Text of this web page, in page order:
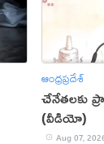
ఆంధ్రప్రదేశ్
చేనేతలకు
(వీడియో)
Aug 07,